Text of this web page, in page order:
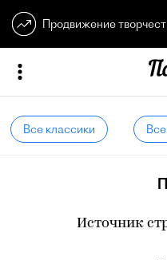
Продвижение
Все классики
Источник